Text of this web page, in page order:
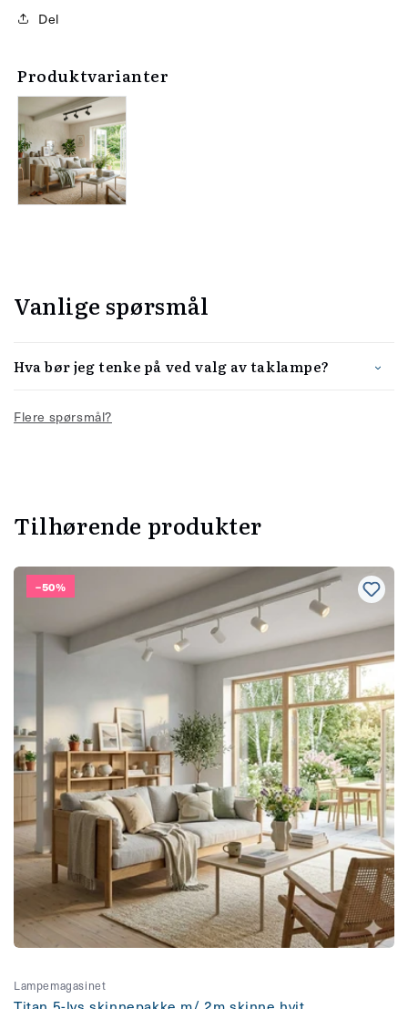
Del
Produktvarianter
Vanlige spørsmål
Hva bør jeg tenke på ved valg av taklampe?
Flere spørsmål?
Tilhørende produkter
–50%
Lampemagasinet